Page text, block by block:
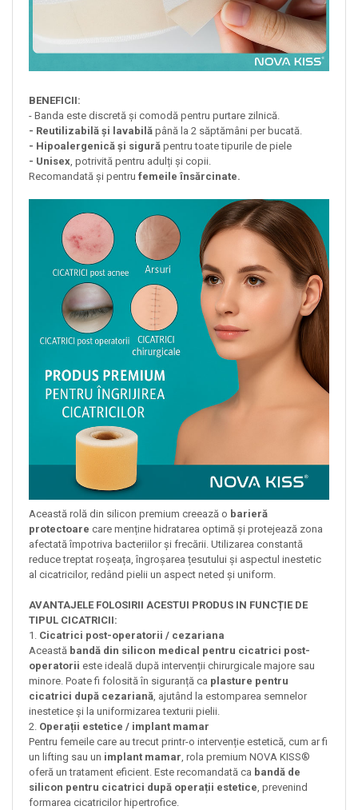
BENEFICII:
- Banda este discretă și comodă pentru purtare zilnică.
- Reutilizabilă și lavabilă până la 2 săptămâni per bucată.
- Hipoalergenică și sigură pentru toate tipurile de piele
- Unisex, potrivită pentru adulți și copii.
Recomandată și pentru femeile însărcinate.
Această rolă din silicon premium creează o barieră
protectoare care menține hidratarea optimă și protejează zona
afectată împotriva bacteriilor și frecării. Utilizarea constantă
reduce treptat roșeața, îngroșarea țesutului și aspectul inestetic
al cicatricilor, redând pielii un aspect neted și uniform.
AVANTAJELE FOLOSIRII ACESTUI PRODUS IN FUNCȚIE DE
TIPUL CICATRICII:
1. Cicatrici post-operatorii / cezariana
Această bandă din silicon medical pentru cicatrici post-
operatorii este ideală după intervenții chirurgicale majore sau
minore. Poate fi folosită în siguranță ca plasture pentru
cicatrici după cezariană, ajutând la estomparea semnelor
inestetice și la uniformizarea texturii pielii.
2. Operații estetice / implant mamar
Pentru femeile care au trecut printr-o intervenție estetică, cum ar fi
un lifting sau un implant mamar, rola premium NOVA KISS®
oferă un tratament eficient. Este recomandată ca bandă de
silicon pentru cicatrici după operații estetice, prevenind
formarea cicatricilor hipertrofice.